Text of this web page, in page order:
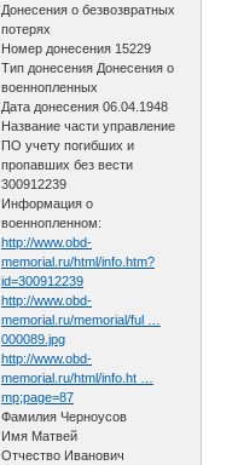
Донесения о безвозвратных
потерях
Номер донесения 15229
Тип донесения Донесения о
военнопленных
Дата донесения 06.04.1948
Название части управление
ПО учету погибших и
пропавших без вести
300912239
Информация о
военнопленном:
http://www.obd-
memorial.ru/html/info.htm?
id=300912239
http://www.obd-
memorial.ru/memorial/ful …
000089.jpg
http://www.obd-
memorial.ru/html/info.ht …
mp;page=87
Фамилия Черноусов
Имя Матвей
Отчество Иванович